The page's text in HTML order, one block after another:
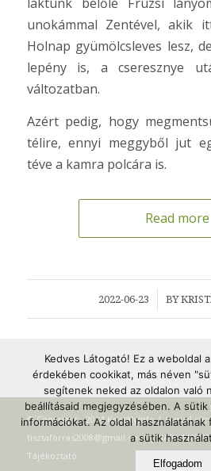
unokámmal Zentével, akik
Holnap gyümölcsleves lesz,
lepény is, a cseresznye
változatban.
Azért pedig, hogy
télire, ennyi meggyből jut
téve a kamra polcára is.
Read more
2022-06-23
/ BY
© Copyright - 2014 Kristályinfo | e-mail
tisztaforras2008@gmail.com | NAIH-
Tájékoztató
Kedves Látogató! Ez a weboldal
érdekében cookikat, más néven
segítenek neked az oldalon való
beállításaid megjegyzésében. A
információkat. Az oldal
a sütik
Elfogadom